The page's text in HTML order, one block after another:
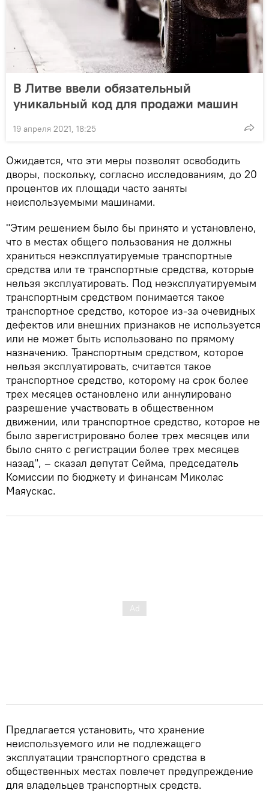
В Литве ввели обязательный
уникальный код для продажи машин
19 апреля 2021, 18:25
Ожидается, что эти меры позволят освободить
дворы, поскольку, согласно исследованиям, до 20
процентов их площади часто заняты
неиспользуемыми машинами.
"Этим решением было бы принято и установлено,
что в местах общего пользования не должны
храниться неэксплуатируемые транспортные
средства или те транспортные средства, которые
нельзя эксплуатировать. Под неэксплуатируемым
транспортным средством понимается такое
транспортное средство, которое из-за очевидных
дефектов или внешних признаков не используется
или не может быть использовано по прямому
назначению. Транспортным средством, которое
нельзя эксплуатировать, считается такое
транспортное средство, которому на срок более
трех месяцев остановлено или аннулировано
разрешение участвовать в общественном
движении, или транспортное средство, которое не
было зарегистрировано более трех месяцев или
было снято с регистрации более трех месяцев
назад", – сказал депутат Сейма, председатель
Комиссии по бюджету и финансам Миколас
Маяускас.
Предлагается установить, что хранение
неиспользуемого или не подлежащего
эксплуатации транспортного средства в
общественных местах повлечет предупреждение
для владельцев транспортных средств.